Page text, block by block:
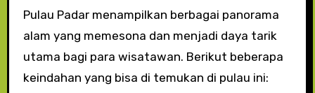
Pulau Padar menampilkan berbagai panorama
alam yang memesona dan menjadi daya tarik
utama bagi para wisatawan. Berikut beberapa
keindahan yang bisa di temukan di pulau ini: